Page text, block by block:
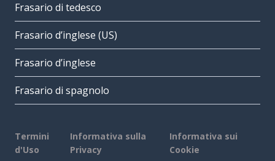
Frasario di tedesco
Frasario d’inglese (US)
Frasario d’inglese
Frasario di spagnolo
Termini
d'Uso
Informativa sulla
Privacy
Informativa sui
Cookie